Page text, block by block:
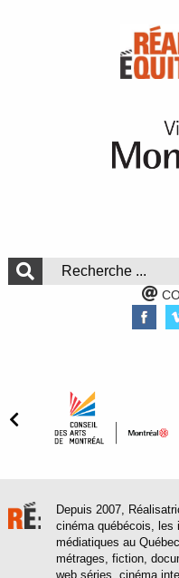
Depuis 2007,
cinéma québécois, les
médiatiques au
métrages, fiction,
web séries, cinéma